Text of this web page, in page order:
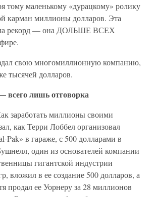
тому маленькому «дурацкому» ролику
карман миллионы долларов. Эта
рекорд — она ДОЛЬШЕ ВСЕХ
свою многомиллионную компанию,
тысячей долларов.
всего лишь отговорка
заработать миллионы своими
как Терри Лоббел организовал
Pak» в гараже, с 500 долларами в
один из основателей компании
гигантской индустрии
вложил в ее создание 500 долларов, а
продал ее Уорнеру за 28 миллионов